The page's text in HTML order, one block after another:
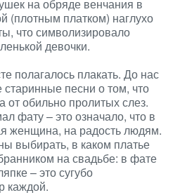
на обряде венчания в
(плотным платком) наглухо
что символизировало
девочки.
полагалось плакать. До нас
песни о том, что
обильно пролитых слез.
фату – это означало, что в
женщина, на радость людям.
выбирать, в каком платье
на свадьбе: в фате
– это сугубо
каждой.